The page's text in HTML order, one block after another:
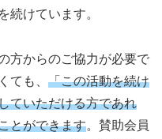
続けています。
方からのご協力が必要で
ても、 「この活動を続け
ていただける方であれ
とができます。賛助会員